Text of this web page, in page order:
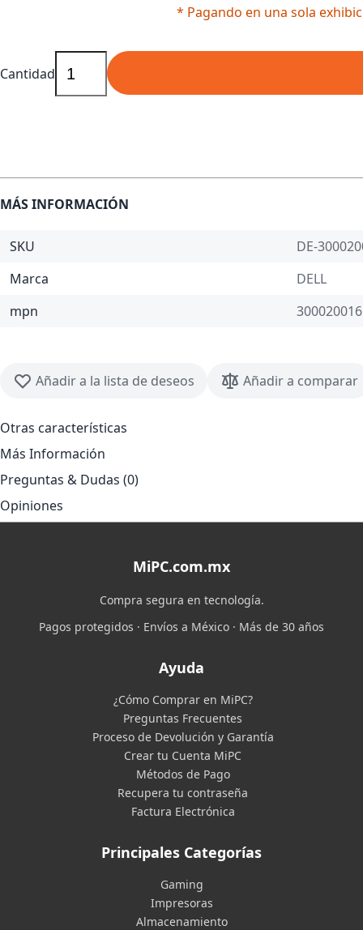
* Pagando en una sola
Cantidad
MÁS INFORMACIÓN
SKU
DE-
Marca
DELL
mpn
Añadir a la lista de deseos Añadir a comparar
Otras características
Más Información
Preguntas & Dudas (0)
Opiniones
MiPC.com.mx
Compra segura en tecnología.
Pagos protegidos · Envíos a México · Más de 30 años
Ayuda
¿Cómo Comprar en MiPC?
Preguntas Frecuentes
Proceso de Devolución y Garantía
Crear tu Cuenta MiPC
Métodos de Pago
Recupera tu contraseña
Factura Electrónica
Principales Categorías
Gaming
Impresoras
Almacenamiento